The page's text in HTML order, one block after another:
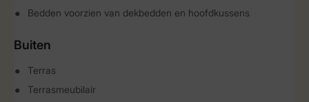
Bedden voorzien van dekbedden en hoofdkussens
Buiten
Terras
Terrasmeubilair